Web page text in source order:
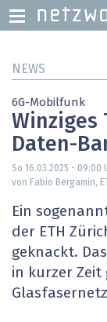
zumNEWS
6G-Mobilfunk
Daten-
So 16.03.2025 - 09:00
von Fabio Bergamin,
Ein
der ETH
geknackt.
in kurzer Zeit